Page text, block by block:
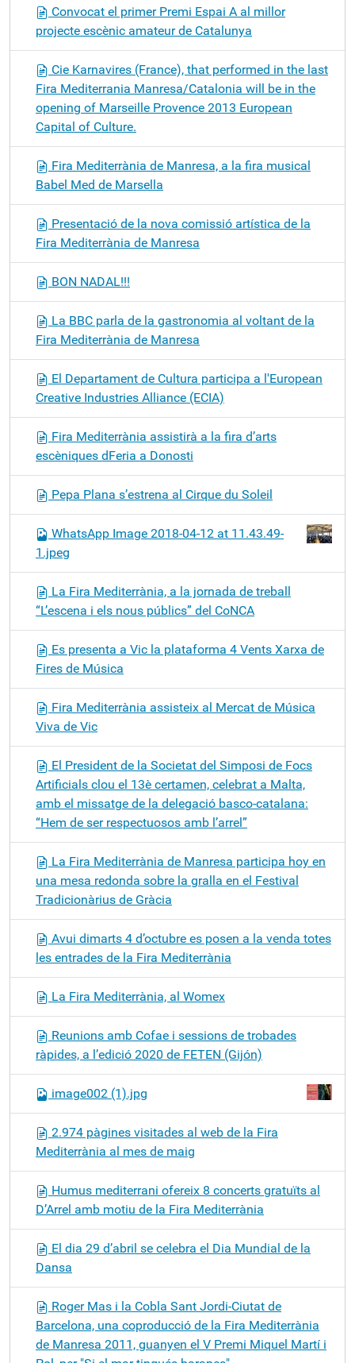
Convocat el primer Premi Espai A al millor
projecte escènic amateur de Catalunya
Cie Karnavires (France), that performed in the last
Fira Mediterrania Manresa/Catalonia will be in the
opening of Marseille Provence 2013 European
Capital of Culture.
Fira Mediterrània de Manresa, a la fira musical
Babel Med de Marsella
Presentació de la nova comissió artística de la
Fira Mediterrània de Manresa
BON NADAL!!!
La BBC parla de la gastronomia al voltant de la
Fira Mediterrània de Manresa
El Departament de Cultura participa a l'European
Creative Industries Alliance (ECIA)
Fira Mediterrània assistirà a la fira d’arts
escèniques dFeria a Donosti
Pepa Plana s’estrena al Cirque du Soleil
WhatsApp Image 2018-04-12 at 11.43.49-
1.jpeg
La Fira Mediterrània, a la jornada de treball
“L’escena i els nous públics” del CoNCA
Es presenta a Vic la plataforma 4 Vents Xarxa de
Fires de Música
Fira Mediterrània assisteix al Mercat de Música
Viva de Vic
El President de la Societat del Simposi de Focs
Artificials clou el 13è certamen, celebrat a Malta,
amb el missatge de la delegació basco-catalana:
“Hem de ser respectuosos amb l’arrel”
La Fira Mediterrània de Manresa participa hoy en
una mesa redonda sobre la gralla en el Festival
Tradicionàrius de Gràcia
Avui dimarts 4 d’octubre es posen a la venda totes
les entrades de la Fira Mediterrània
La Fira Mediterrània, al Womex
Reunions amb Cofae i sessions de trobades
ràpides, a l’edició 2020 de FETEN (Gijón)
image002 (1).jpg
2.974 pàgines visitades al web de la Fira
Mediterrània al mes de maig
Humus mediterrani ofereix 8 concerts gratuïts al
D’Arrel amb motiu de la Fira Mediterrània
El dia 29 d’abril se celebra el Dia Mundial de la
Dansa
Roger Mas i la Cobla Sant Jordi-Ciutat de
Barcelona, una coproducció de la Fira Mediterrània
de Manresa 2011, guanyen el V Premi Miquel Martí i